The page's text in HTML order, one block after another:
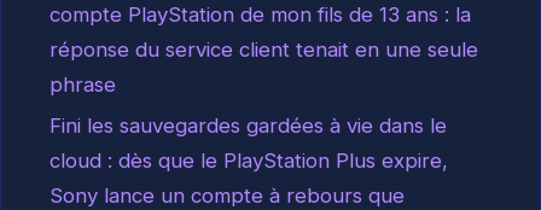
compte PlayStation de mon fils de 13 ans : la
réponse du service client tenait en une seule
phrase
Fini les sauvegardes gardées à vie dans le
cloud : dès que le PlayStation Plus expire,
Sony lance un compte à rebours que